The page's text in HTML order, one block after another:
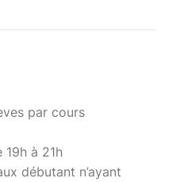
par cours
19h à 21h
débutant n’ayant